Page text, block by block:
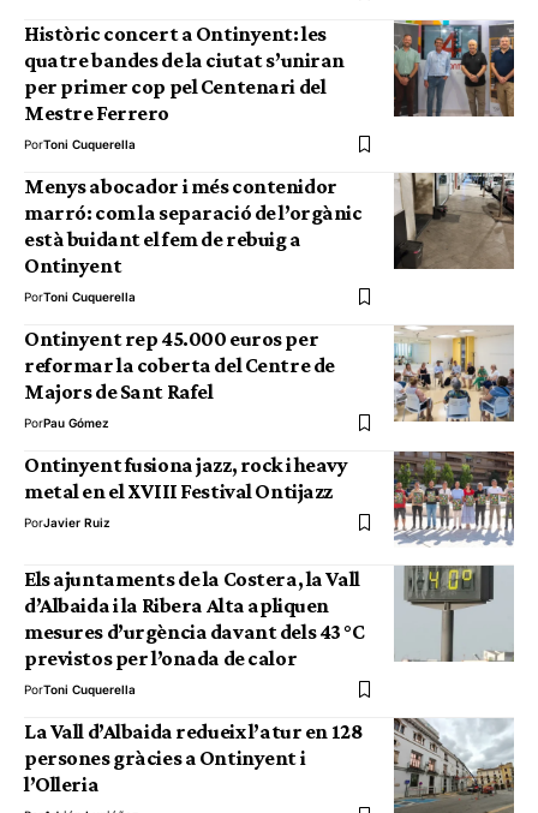
Històric concert a Ontinyent: les
quatre bandes de la ciutat s’uniran
per primer cop pel Centenari del
Mestre Ferrero
PorToni Cuquerella
Menys abocador i més contenidor
marró: com la separació de l’orgànic
està buidant el fem de rebuig a
Ontinyent
PorToni Cuquerella
Ontinyent rep 45.000 euros per
reformar la coberta del Centre de
Majors de Sant Rafel
PorPau Gómez
Ontinyent fusiona jazz, rock i heavy
metal en el XVIII Festival Ontijazz
PorJavier Ruiz
Els ajuntaments de la Costera, la Vall
d’Albaida i la Ribera Alta apliquen
mesures d’urgència davant dels 43 °C
previstos per l’onada de calor
PorToni Cuquerella
La Vall d’Albaida redueix l’atur en 128
persones gràcies a Ontinyent i
l’Olleria